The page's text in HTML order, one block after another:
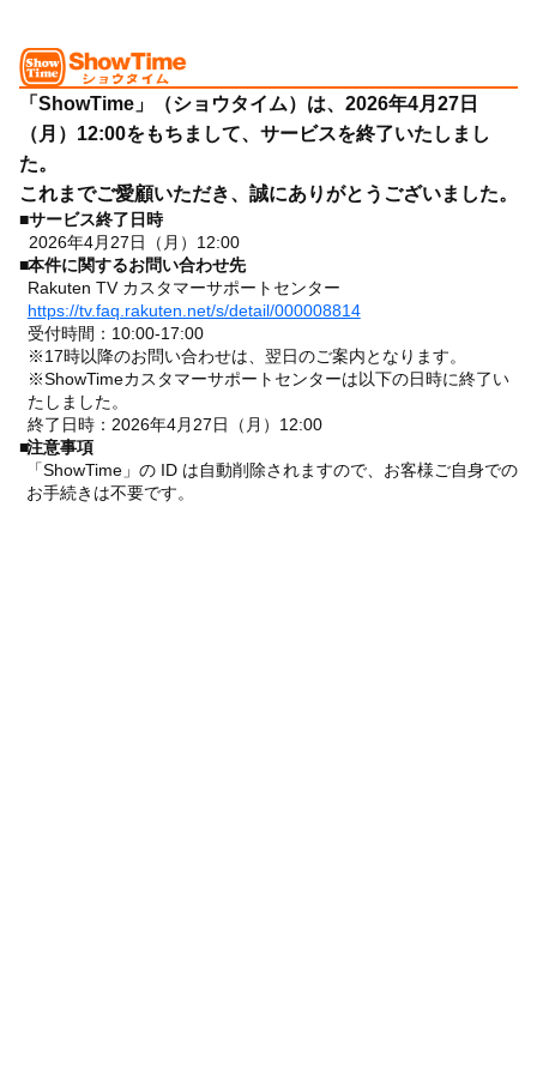
「ShowTime」（ショウタイム）は、2026年4月27日
（月）12:00をもちまして、サービスを終了いたしまし
た。
これまでご愛顧いただき、誠にありがとうございました。
■サービス終了日時
2026年4月27日（月）12:00
■本件に関するお問い合わせ先
Rakuten TV カスタマーサポートセンター
https://tv.faq.rakuten.net/s/detail/000008814
受付時間：10:00-17:00
※17時以降のお問い合わせは、翌日のご案内となります。
※ShowTimeカスタマーサポートセンターは以下の日時に終了い
たしました。
終了日時：2026年4月27日（月）12:00
■注意事項
「ShowTime」の ID は自動削除されますので、お客様ご自身での
お手続きは不要です。